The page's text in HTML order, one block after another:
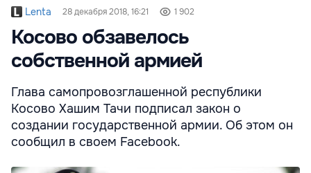
Lenta 28 декабря 2018, 16:21 1 902
Косово обзавелось
собственной армией
Глава самопровозглашенной республики
Косово Хашим Тачи подписал закон о
создании государственной армии. Об этом он
сообщил в своем Facebook.